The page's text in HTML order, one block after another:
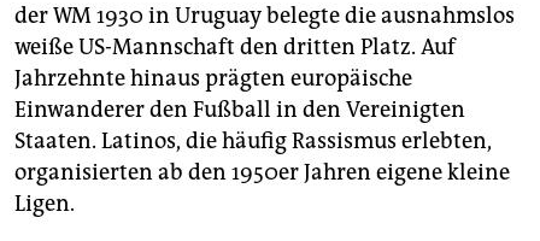
der WM 1930 in Uruguay belegte die ausnahmslos
weiße US-Mannschaft den dritten Platz. Auf
Jahrzehnte hinaus prägten europäische
Einwanderer den Fußball in den Vereinigten
Staaten. Latinos, die häufig Rassismus erlebten,
organisierten ab den 1950er Jahren eigene kleine
Ligen.